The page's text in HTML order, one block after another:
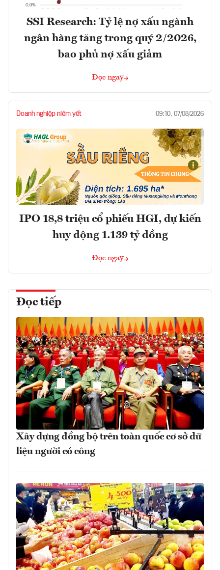
SSI Research: Tỷ lệ nợ xấu ngành
ngân hàng tăng trong quý 2/2026,
bao phủ nợ xấu giảm
Đọc ngay
Doanh nghiệp niêm yết 09:10, 07/08/2026
IPO 18,8 triệu cổ phiếu HGI, dự kiến
huy động 1.139 tỷ đồng
Đọc ngay
Đọc tiếp
Xây dựng đồng bộ trên toàn quốc cơ sở dữ
liệu người có công